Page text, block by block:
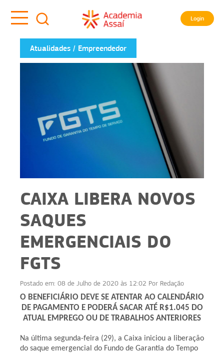
Login
Atualidades Empreendedor
CAIXA LIBERA NOVOS
SAQUES
EMERGENCIAIS DO
FGTS
Postado em: 08 de Julho de 2020 às 12:02 Por Redação
O BENEFICIÁRIO DEVE SE ATENTAR AO CALENDÁRIO
DE PAGAMENTO E PODERÁ SACAR ATÉ R$1.045 DO
ATUAL EMPREGO OU DE TRABALHOS ANTERIORES
Na última segunda-feira (29), a Caixa iniciou a liberação
do saque emergencial do Fundo de Garantia do Tempo